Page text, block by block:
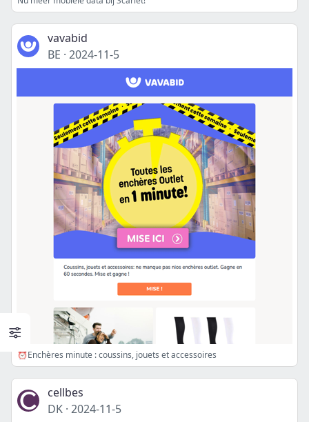
vavabid
BE · 2024-11-5
⏰Enchères minute : coussins, jouets et accessoires
cellbes
DK · 2024-11-5